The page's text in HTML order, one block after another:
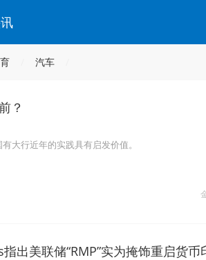
汽车
？
大行近年的实践具有启发价值。
出美联储“RMP”实为掩饰重启货币